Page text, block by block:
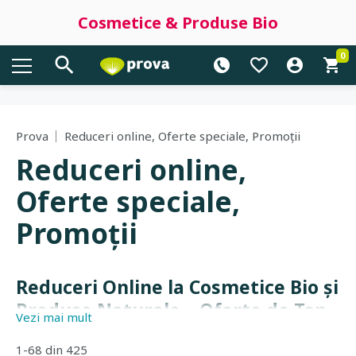
Cosmetice & Produse Bio
0
Prova Reduceri online, Oferte speciale, Promoții
Reduceri online,
Oferte speciale,
Promoții
Reduceri Online la Cosmetice Bio și
Produse Naturale – Oferte de Top
Vezi mai mult
1-68 din 425